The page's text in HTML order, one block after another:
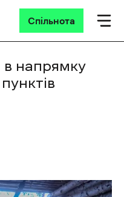
Спільнота
в напрямку